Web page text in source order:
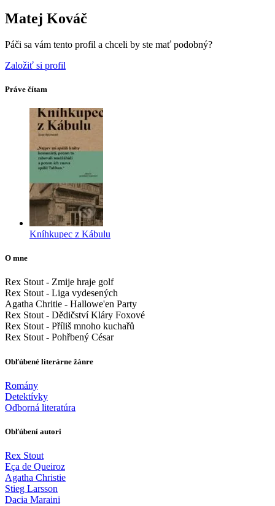
Matej Kováč
Páči sa vám tento profil a chceli by ste mať podobný?
Založiť si profil
Práve čítam
Kníhkupec z Kábulu
O mne
Rex Stout - Zmije hraje golf
Rex Stout - Liga vydesených
Agatha Chritie - Hallowe'en Party
Rex Stout - Dědičství Kláry Foxové
Rex Stout - Příliš mnoho kuchařů
Rex Stout - Pohřbený César
Obľúbené literárne žánre
Romány
Detektívky
Odborná literatúra
Obľúbení autori
Rex Stout
Eça de Queiroz
Agatha Christie
Stieg Larsson
Dacia Maraini